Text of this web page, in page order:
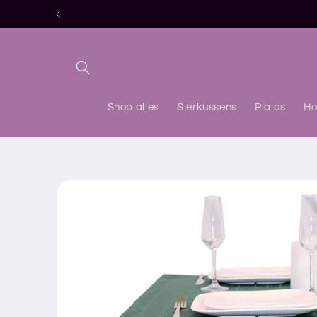
naar de
content
Shop alles Sierkussens Plaids